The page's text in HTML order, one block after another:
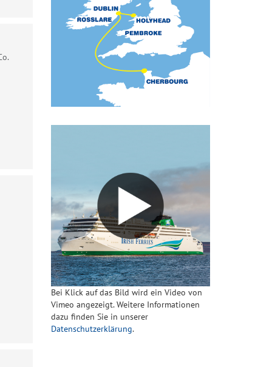
Bei Klick auf das Bild wird ein Video von
Vimeo angezeigt. Weitere Informationen
dazu finden Sie in unserer
Datenschutzerklärung.